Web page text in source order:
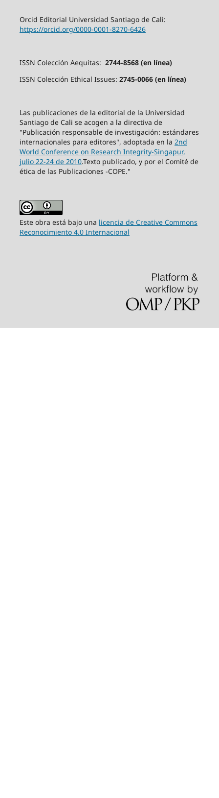
Orcid Editorial Universidad Santiago de Cali:
https://orcid.org/0000-0001-8270-6426
ISSN Colección Aequitas: 2744-8568 (en línea)
ISSN Colección Ethical Issues: 2745-0066 (en línea)
Las publicaciones de la editorial de la Universidad
Santiago de Cali se acogen a la directiva de
"Publicación responsable de investigación: estándares
internacionales para editores", adoptada en la 2nd
World Conference on Research Integrity-Singapur,
julio 22-24 de 2010.Texto publicado, y por el Comité de
ética de las Publicaciones -COPE."
Este obra está bajo una licencia de Creative Commons
Reconocimiento 4.0 Internacional